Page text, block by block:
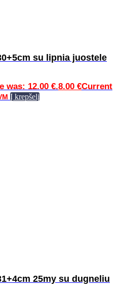
su lipnia juostele
was: 12.00 €.8.00 €Current
Į krepšelį
25my su dugneliu